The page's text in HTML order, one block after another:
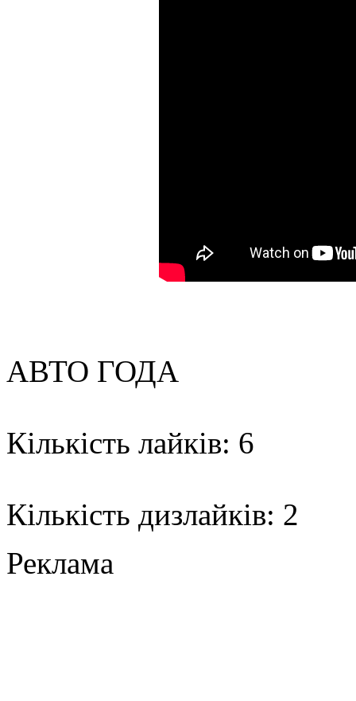
АВТО ГОДА
Кількість лайків: 6
Кількість дизлайків: 2
Реклама